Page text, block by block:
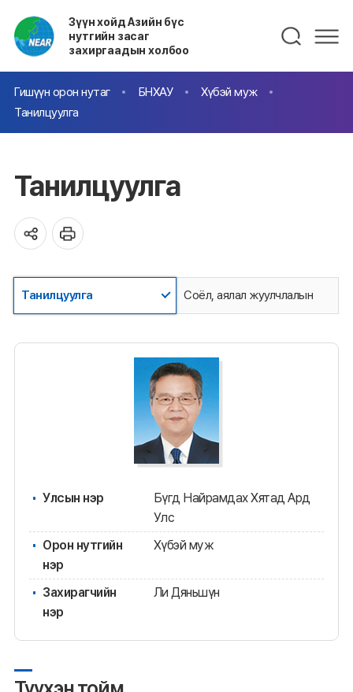
Зүүн хойд Азийн бүс
нутгийн засаг
захиргаадын холбоо
Гишүүн орон нутаг БНХАУ
Хүбэй муж
Танилцуулга
Танилцуулга
Танилцуулга Соёл, аялал жуулчлалын
Улсын нэр
Бүгд Найрамдах Хятад Ард
Улс
Орон нутгийн
нэр
Хүбэй муж
Захирагчийн
нэр
Ли Дяньшүн